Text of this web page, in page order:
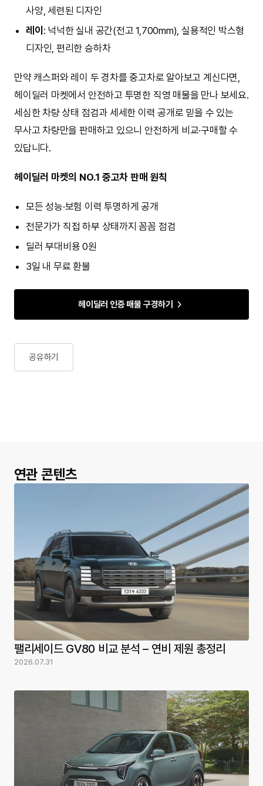
사양, 세련된 디자인
레이 : 넉넉한 실내 공간(전고 1,700mm), 실용적인 박스형
디자인, 편리한 승하차
만약 캐스퍼와 레이 두 경차를 중고차로 알아보고 계신다면,
헤이딜러 마켓에서 안전하고 투명한 직영 매물을 만나 보세요.
세심한 차량 상태 점검과 세세한 이력 공개로 믿을 수 있는
무사고 차량만을 판매하고 있으니 안전하게 비교·구매할 수
있답니다.
헤이딜러 마켓의 NO.1 중고차 판매 원칙
모든 성능·보험 이력 투명하게 공개
전문가가 직접 하부 상태까지 꼼꼼 점검
딜러 부대비용 0원
3일 내 무료 환불
헤이딜러 인증 매물 구경하기
공유하기
연관 콘텐츠
팰리세이드 GV80 비교 분석 – 연비 제원 총정리
2026.07.31